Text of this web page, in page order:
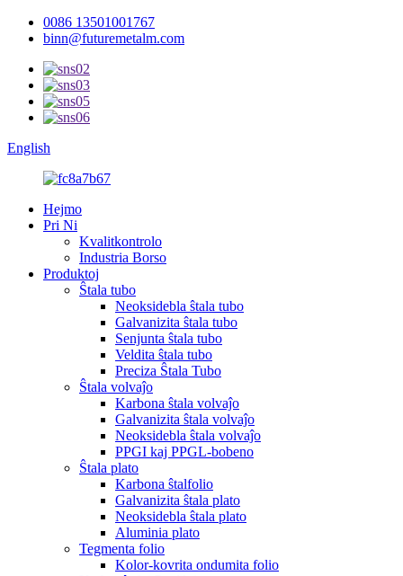
0086 13501001767
binn@futuremetalm.com
English
Hejmo
Pri Ni
Kvalitkontrolo
Industria Borso
Produktoj
Ŝtala tubo
Neoksidebla ŝtala tubo
Galvanizita ŝtala tubo
Senjunta ŝtala tubo
Veldita ŝtala tubo
Preciza Ŝtala Tubo
Ŝtala volvaĵo
Karbona ŝtala volvaĵo
Galvanizita ŝtala volvaĵo
Neoksidebla ŝtala volvaĵo
PPGI kaj PPGL-bobeno
Ŝtala plato
Karbona ŝtalfolio
Galvanizita ŝtala plato
Neoksidebla ŝtala plato
Aluminia plato
Tegmenta folio
Kolor-kovrita ondumita folio